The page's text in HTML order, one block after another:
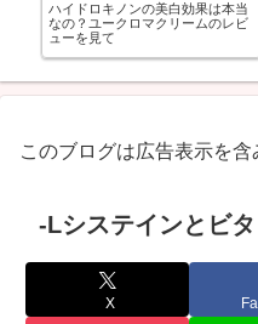
ハイドロキノンの美白効果は本当
なの？ユークロマクリームのレビ
ューを見て
このブログは広告表示を含
-Lシステインとビ
X